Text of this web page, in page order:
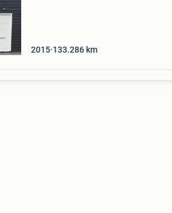
2015 133.286 km